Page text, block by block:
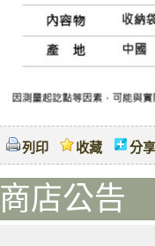
列印 收藏 分享
商店公告